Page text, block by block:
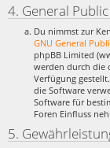
4. General
Du nimmst zur
GNU General
phpBB Limited
werden durch die
Verfügung
die Software
Software für
Foren Einfluss
5.